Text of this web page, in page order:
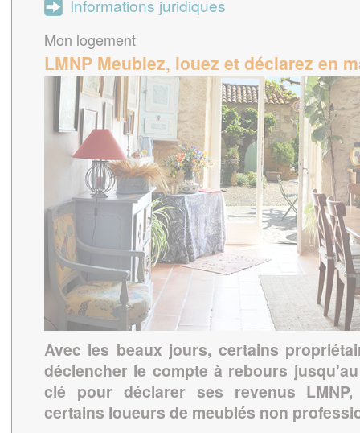
Informations juridiques
Mon logement
LMNP Meublez, louez et déclarez en
Avec les beaux jours, certains
déclencher le compte à rebours
clé pour déclarer ses revenus
certains loueurs de meublés non